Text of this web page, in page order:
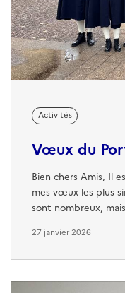
Activités
Vœux du
Bien chers Amis, Il
mes vœux les plus
sont nombreux,
fidèles de longue
Pipin : ceux ...
27 janvier 2026